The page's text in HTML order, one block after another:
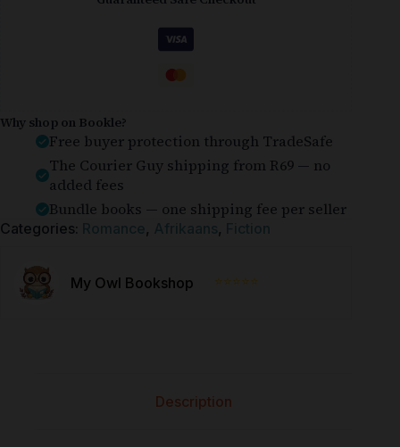
Why shop on Bookle?
Free buyer protection through TradeSafe
The Courier Guy shipping from R69 — no
added fees
Bundle books — one shipping fee per seller
Categories: Romance, Afrikaans, Fiction
My Owl Bookshop ⭐⭐⭐⭐⭐
Description